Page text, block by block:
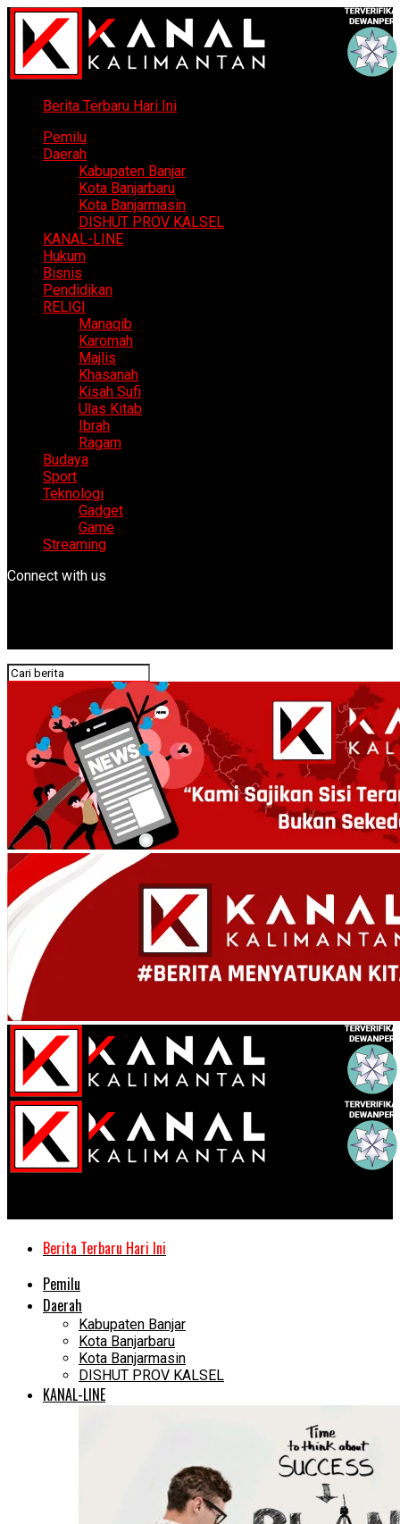
Berita Terbaru Hari Ini
Pemilu
Daerah
Kabupaten Banjar
Kota Banjarbaru
Kota Banjarmasin
DISHUT PROV KALSEL
KANAL-LINE
Hukum
Bisnis
Pendidikan
RELIGI
Manaqib
Karomah
Majlis
Khasanah
Kisah Sufi
Ulas Kitab
Ibrah
Ragam
Budaya
Sport
Teknologi
Gadget
Game
Streaming
Connect with us
Berita Terbaru Hari Ini
Pemilu
Daerah
Kabupaten Banjar
Kota Banjarbaru
Kota Banjarmasin
DISHUT PROV KALSEL
KANAL-LINE